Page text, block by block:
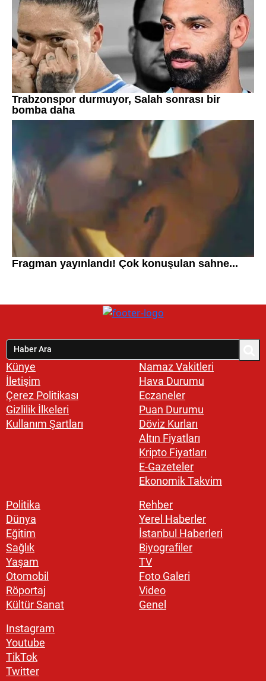
Künye
İletişim
Çerez Politikası
Gizlilik İlkeleri
Kullanım Şartları
Namaz Vakitleri
Hava Durumu
Eczaneler
Puan Durumu
Döviz Kurları
Altın Fiyatları
Kripto Fiyatları
E-Gazeteler
Ekonomik Takvim
Politika
Dünya
Eğitim
Sağlık
Yaşam
Otomobil
Röportaj
Kültür Sanat
Rehber
Yerel Haberler
İstanbul Haberleri
Biyografiler
TV
Foto Galeri
Video
Genel
Instagram
Youtube
TikTok
Twitter